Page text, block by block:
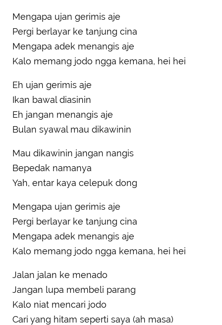
Mengapa ujan gerimis aje
Pergi berlayar ke tanjung cina
Mengapa adek menangis aje
Kalo memang jodo ngga kemana, hei hei
Eh ujan gerimis aje
Ikan bawal diasinin
Eh jangan menangis aje
Bulan syawal mau dikawinin
Mau dikawinin jangan nangis
Bepedak namanya
Yah, entar kaya celepuk dong
Mengapa ujan gerimis aje
Pergi berlayar ke tanjung cina
Mengapa adek menangis aje
Kalo memang jodo ngga kemana, hei hei
Jalan jalan ke menado
Jangan lupa membeli parang
Kalo niat mencari jodo
Cari yang hitam seperti saya (ah masa)